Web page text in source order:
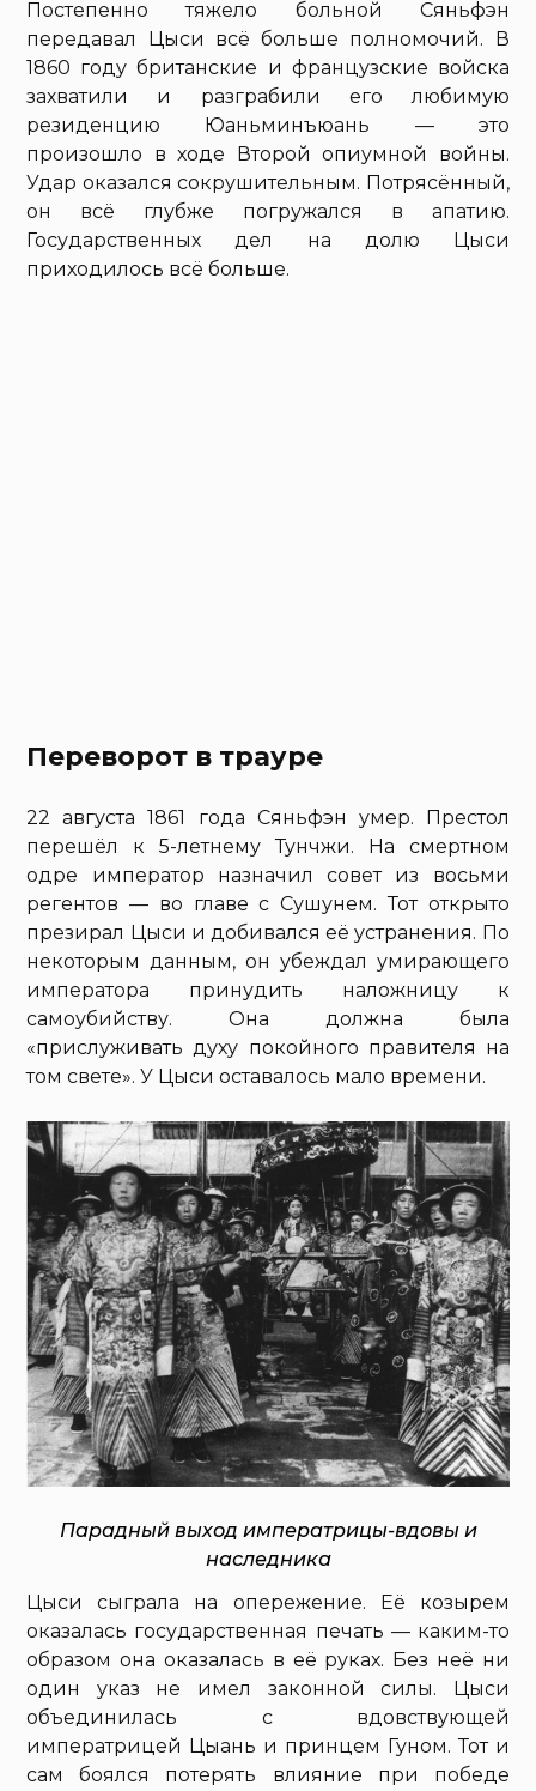
Постепенно тяжело больной Сяньфэн
передавал Цыси всё больше полномочий. В
1860 году британские и французские войска
захватили и разграбили его любимую
резиденцию Юаньминъюань — это
произошло в ходе Второй опиумной войны.
Удар оказался сокрушительным. Потрясённый,
он всё глубже погружался в апатию.
Государственных дел на долю Цыси
приходилось всё больше.
Переворот в трауре
22 августа 1861 года Сяньфэн умер. Престол
перешёл к 5-летнему Тунчжи. На смертном
одре император назначил совет из восьми
регентов — во главе с Сушунем. Тот открыто
презирал Цыси и добивался её устранения. По
некоторым данным, он убеждал умирающего
императора принудить наложницу к
самоубийству. Она должна была
«прислуживать духу покойного правителя на
том свете». У Цыси оставалось мало времени.
Парадный выход императрицы-вдовы и
наследника
Цыси сыграла на опережение. Её козырем
оказалась государственная печать — каким-то
образом она оказалась в её руках. Без неё ни
один указ не имел законной силы. Цыси
объединилась с вдовствующей
императрицей Цыань и принцем Гуном. Тот и
сам боялся потерять влияние при победе